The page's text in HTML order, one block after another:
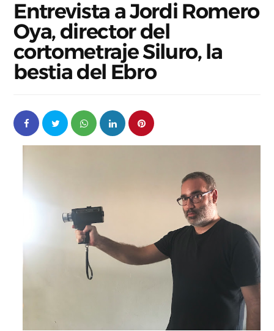
Entrevista a Jordi Romero
Oya, director del
cortometraje Siluro, la
bestia del Ebro